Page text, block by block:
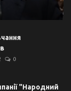
0
"Народний